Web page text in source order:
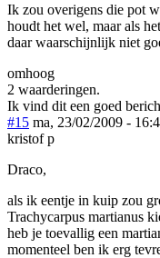
Ik zou overigens die pot
houdt het wel, maar als
daar waarschijnlijk niet
omhoog
2 waarderingen.
Ik vind dit een goed
#15 ma, 23/02/2009 -
kristof p
Draco,
als ik eentje in kuip zou
Trachycarpus martianus
heb je toevallig een
momenteel ben ik erg